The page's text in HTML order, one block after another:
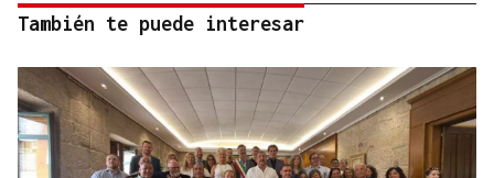
También te puede interesar